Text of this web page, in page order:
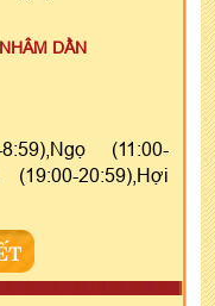
NHÂM DẦN
(11:00-
(19:00-20:59),Hợi